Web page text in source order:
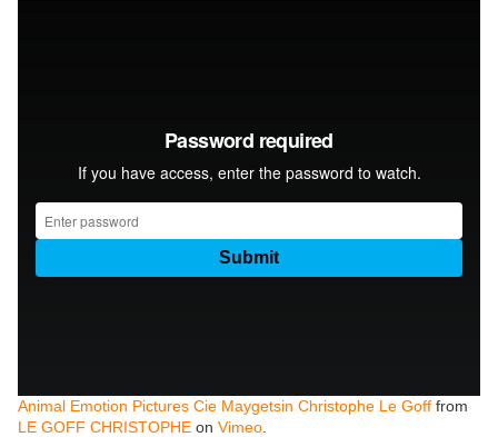
Animal Emotion Pictures Cie Maygetsin Christophe Le Goff from
LE GOFF CHRISTOPHE on Vimeo